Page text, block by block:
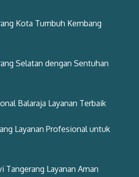
Kota Tumbuh Kembang
Selatan dengan Sentuhan
Balaraja Layanan Terbaik
Layanan Profesional untuk
Tangerang Layanan Aman